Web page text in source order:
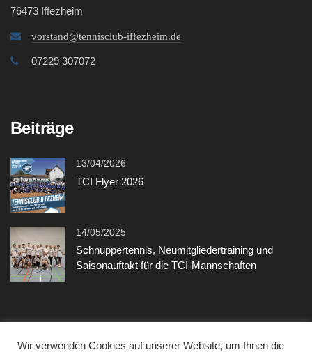
76473 Iffezheim
vorstand@tennisclub-iffezheim.de
07229 307072
Beiträge
13/04/2026
TCI Flyer 2026
14/05/2025
Schnuppertennis, Neumitgliedertraining und
Saisonauftakt für die TCI-Mannschaften
Sonstiges
Wir verwenden Cookies auf unserer Website, um Ihnen die